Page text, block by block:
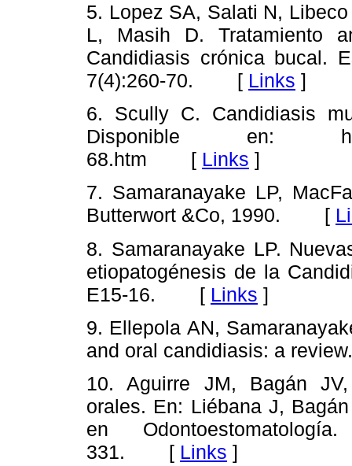
5. Lopez SA, Salati N,
L, Masih D. Tratamiento
Candidiasis crónica bucal.
7(4):260-70. [ Links ]
6. Scully C. Candidiasis
Disponible en: http://
68.htm [ Links ]
7. Samaranayake LP,
Butterwort &Co, 1990. [
8. Samaranayake LP.
etiopatogénesis de la
E15-16. [ Links ]
9. Ellepola AN,
and oral candidiasis: a
10. Aguirre JM, Bagán
orales. En: Liébana J,
en
331. [ Links ]